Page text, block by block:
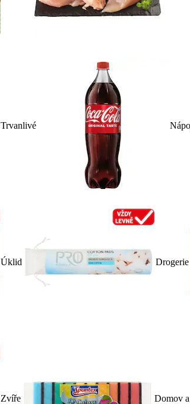
Trvanlivé
Úklid Drogerie
Zvíře Domov